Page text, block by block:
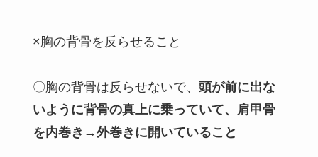
×胸の背骨を反らせること
〇胸の背骨は反らせないで、 頭が前に出な
いように背骨の真上に乗っていて、肩甲骨
を内巻き→外巻きに開いていること